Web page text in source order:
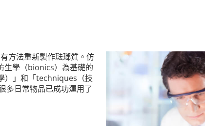
方法重新製作琺瑯質。仿
生學（bionics）為基礎的
）」和「techniques（技
多日常物品已成功運用了